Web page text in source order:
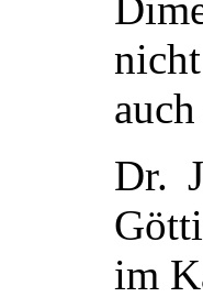
Dr.
im